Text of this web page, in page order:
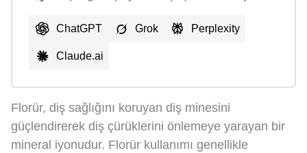
ChatGPT Grok Perplexity
Claude.ai
Florür, diş sağlığını koruyan diş minesini
güçlendirerek diş çürüklerini önlemeye yarayan bir
mineral iyonudur. Florür kullanımı genellikle